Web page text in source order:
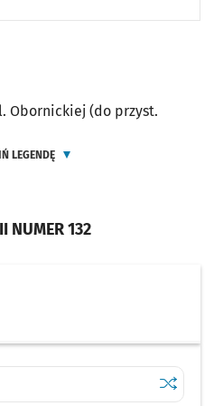
NUMER 132
Sprawdź
Kromera
23
Obornickiej (do przyst.
LEGENDĘ